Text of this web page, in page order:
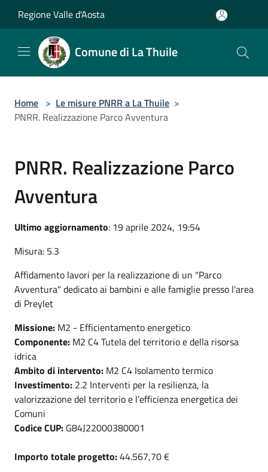
Regione Valle d'Aosta
Comune di La Thuile
Home > Le misure PNRR a La Thuile >
PNRR. Realizzazione Parco Avventura
PNRR. Realizzazione Parco
Avventura
Ultimo aggiornamento: 19 aprile 2024, 19:54
Misura: 5.3
Affidamento lavori per la realizzazione di un "Parco
Avventura" dedicato ai bambini e alle famiglie presso l'area
di Preylet
Missione: M2 - Efficientamento energetico
Componente: M2 C4 Tutela del territorio e della risorsa
idrica
Ambito di intervento: M2 C4 Isolamento termico
Investimento: 2.2 Interventi per la resilienza, la
valorizzazione del territorio e l'efficienza energetica dei
Comuni
Codice CUP: G84J22000380001
Importo totale progetto:44.567,70 €